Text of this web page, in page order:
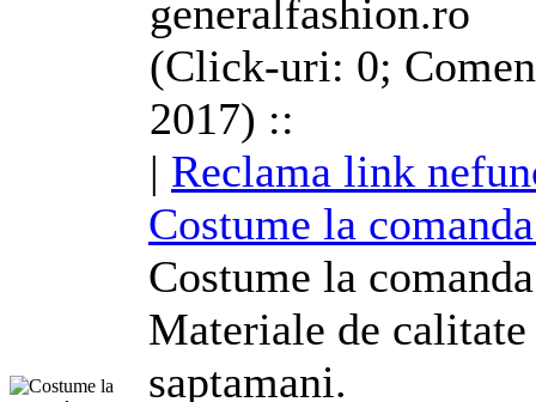
generalfashion.ro
(Click-uri: 0;
2017) ::
| Reclama link
Costume la
Costume la
Materiale de
saptamani.